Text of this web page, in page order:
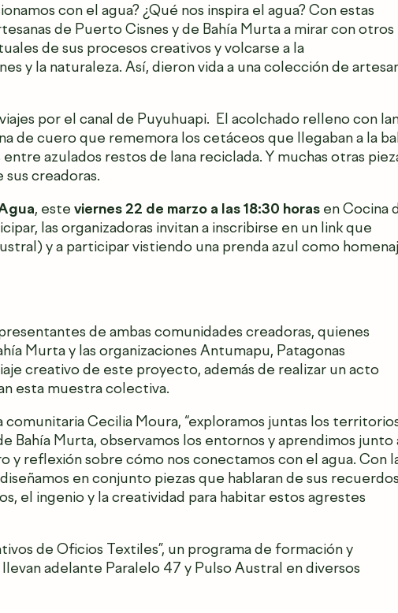
con el agua? ¿Qué nos inspira el agua? Con estas
de Puerto Cisnes y de Bahía Murta a mirar con otros
de sus procesos creativos y volcarse a la
y la naturaleza. Así, dieron vida a una colección de
por el canal de Puyuhuapi. El acolchado relleno con
de cuero que rememora los cetáceos que llegaban a la
azulados restos de lana reciclada. Y muchas otras
sus creadoras.
, este viernes 22 de marzo a las 18:30 horas en Cocina
las organizadoras invitan a inscribirse en un link que
y a participar vistiendo una prenda azul como
de ambas comunidades creadoras, quienes
Murta y las organizaciones Antumapu, Patagonas
creativo de este proyecto, además de realizar un acto
esta muestra colectiva.
Cecilia Moura, “exploramos juntas los
Bahía Murta, observamos los entornos y aprendimos junto
y reflexión sobre cómo nos conectamos con el agua. Con
en conjunto piezas que hablaran de sus
el ingenio y la creatividad para habitar estos agrestes
de Oficios Textiles”, un programa de formación y
adelante Paralelo 47 y Pulso Austral en diversos